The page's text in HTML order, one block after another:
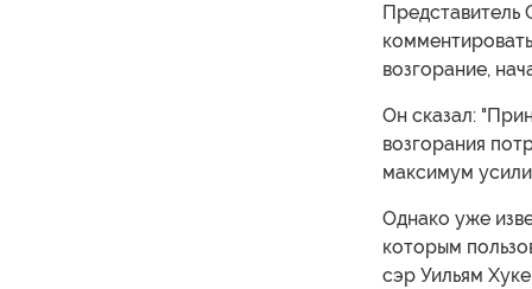
Представитель
возгорание,
Он сказал:
возгорания
максимум
Однако уже
которым
сэр Уильям